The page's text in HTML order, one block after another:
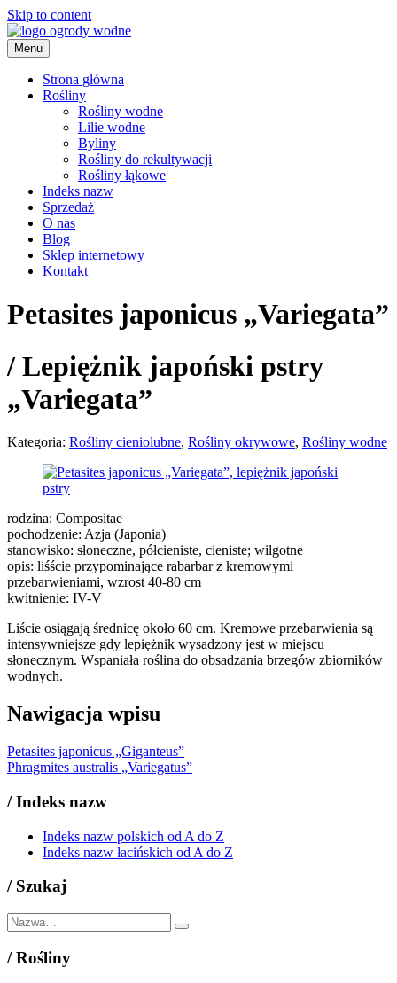
Skip to content
ogrody wodne
Menu
Strona główna
Rośliny
Rośliny wodne
Lilie wodne
Byliny
Rośliny do rekultywacji
Rośliny łąkowe
Indeks nazw
Sprzedaż
O nas
Blog
Sklep internetowy
Kontakt
Petasites japonicus „Variegata”
/ Lepiężnik japoński pstry
„Variegata”
Kategoria: Rośliny cieniolubne, Rośliny okrywowe, Rośliny wodne
rodzina: Compositae
pochodzenie: Azja (Japonia)
stanowisko: słoneczne, półcieniste, cieniste; wilgotne
opis: liśście przypominające rabarbar z kremowymi
przebarwieniami, wzrost 40-80 cm
kwitnienie: IV-V
Liście osiągają średnicę około 60 cm. Kremowe przebarwienia są
intensywniejsze gdy lepiężnik wysadzony jest w miejscu
słonecznym. Wspaniała roślina do obsadzania brzegów zbiorników
wodnych.
Nawigacja wpisu
Petasites japonicus „Giganteus”
Phragmites australis „Variegatus”
/Indeks nazw
Indeks nazw polskich od A do Z
Indeks nazw łacińskich od A do Z
/ Szukaj
/Rośliny